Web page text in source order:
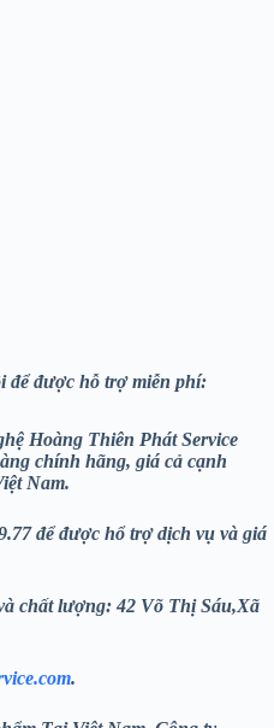
để được hỗ trợ miễn phí:
Hoàng Thiên PhátService
chính hãng, giá cả cạnh
Nam.
để được hổ trợ dịch vụ và giá
chất lượng: 42 Võ Thị Sáu,Xã
.